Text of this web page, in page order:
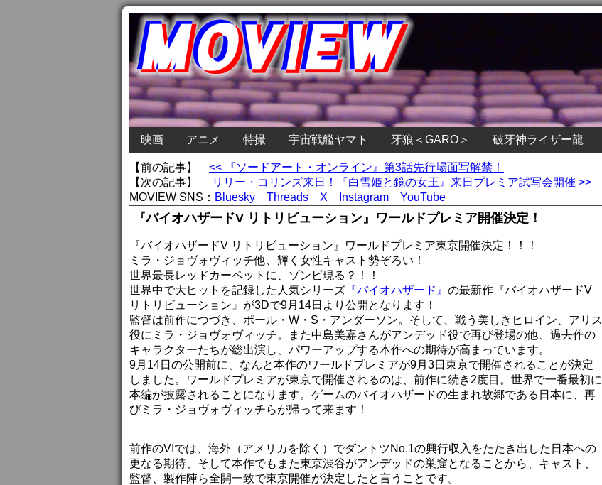
映画 アニメ 特撮 宇宙戦艦ヤマト 牙狼＜GARO＞ 破牙神ライザー龍
【前の記事】 << 『ソードアート・オンライン』第3話先行場面写解禁！
【次の記事】
リリー・コリンズ来日！『白雪姫と鏡の女王』来日プレミア試写会開催 >>
MOVIEW SNS： Bluesky Threads X Instagram YouTube
『バイオハザードV リトリビューション』ワールドプレミア開催決定！
『バイオハザードV リトリビューション』ワールドプレミア東京開催決定！！！
ミラ・ジョヴォヴィッチ他、輝く女性キャスト勢ぞろい！
世界最長レッドカーペットに、ゾンビ現る？！！
世界中で大ヒットを記録した人気シリーズ 『バイオハザード』 の最新作『バイオハザードV
リトリビューション』が3Dで9月14日より公開となります！
監督は前作につづき、ポール・W・S・アンダーソン。そして、戦う美しきヒロイン、アリス
役にミラ・ジョヴォヴィッチ。また中島美嘉さんがアンデッド役で再び登場の他、過去作の
キャラクターたちが総出演し、パワーアップする本作への期待が高まっています。
9月14日の公開前に、なんと本作のワールドプレミアが9月3日東京で開催されることが決定
しました。ワールドプレミアが東京で開催されるのは、前作に続き2度目。世界で一番最初に
本編が披露されることになります。ゲームのバイオハザードの生まれ故郷である日本に、再
びミラ・ジョヴォヴィッチらが帰って来ます！
前作のVIでは、海外（アメリカを除く）でダントツNo.1の興行収入をたたき出した日本への
更なる期待、そして本作でもまた東京渋谷がアンデッドの巣窟となることから、キャスト、
監督、製作陣ら全開一致で東京開催が決定したと言うことです。